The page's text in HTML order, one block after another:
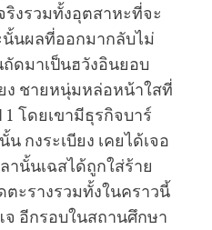
งรวมทั้งอุตสาหะที่จะ
นั้นผลที่ออกมากลับไม่
ดมาเป็นฮวังอินยอบ
ง ชายหนุ่มหล่อหน้าใสที่
โดยเขามีธุรกิจบาร์
กงระเบียง เคยได้เจอ
านั้นเฉสได้ถูกใส่ร้าย
ะรางรวมทั้งในคราวนี้
จ อีกรอบในสถานศึกษา